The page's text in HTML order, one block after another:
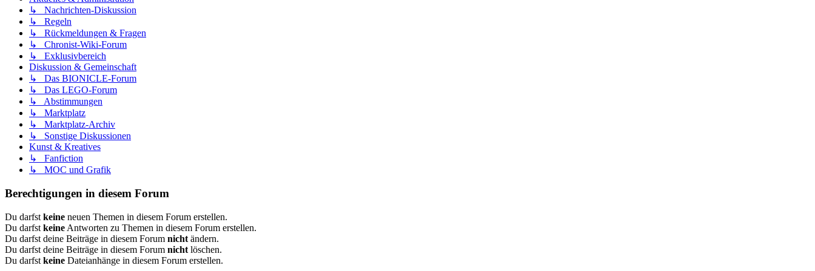
↳ Nachrichten-Diskussion
↳ Regeln
↳ Rückmeldungen & Fragen
↳ Chronist-Wiki-Forum
↳ Exklusivbereich
Diskussion & Gemeinschaft
↳ Das BIONICLE-Forum
↳ Das LEGO-Forum
↳ Abstimmungen
↳ Marktplatz
↳ Marktplatz-Archiv
↳ Sonstige Diskussionen
Kunst & Kreatives
↳ Fanfiction
↳ MOC und Grafik
Berechtigungen in diesem Forum
Du darfst keine neuen Themen in diesem Forum erstellen.
Du darfst keine Antworten zu Themen in diesem Forum erstellen.
Du darfst deine Beiträge in diesem Forum nicht ändern.
Du darfst deine Beiträge in diesem Forum nicht löschen.
Du darfst keine Dateianhänge in diesem Forum erstellen.